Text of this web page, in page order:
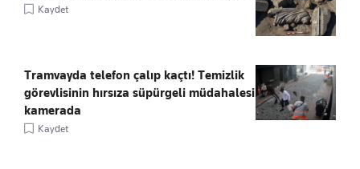
Kaydet
Tramvayda telefon çalıp kaçtı! Temizlik
görevlisinin hırsıza süpürgeli müdahalesi
kamerada
Kaydet